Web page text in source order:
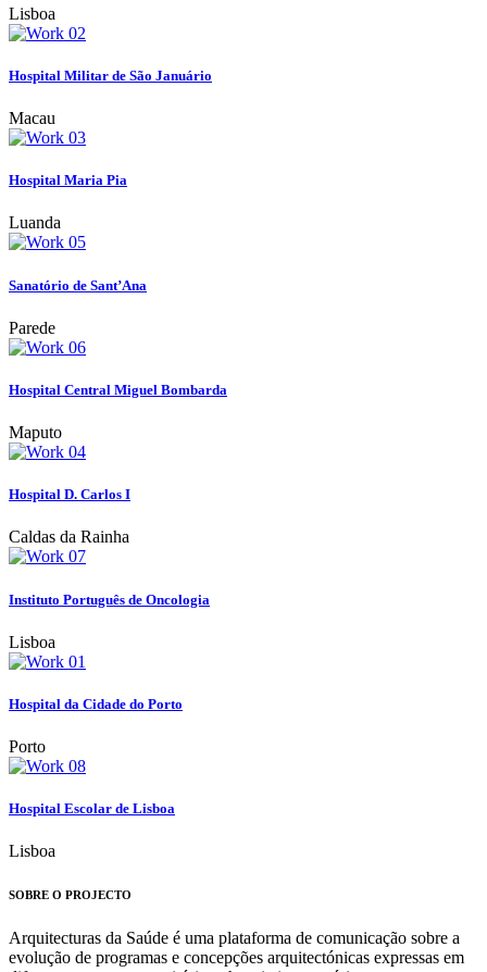
Lisboa
Hospital Militar de São Januário
Macau
Hospital Maria Pia
Luanda
Sanatório de Sant’Ana
Parede
Hospital Central Miguel Bombarda
Maputo
Hospital D. Carlos I
Caldas da Rainha
Instituto Português de Oncologia
Lisboa
Hospital da Cidade do Porto
Porto
Hospital Escolar de Lisboa
Lisboa
SOBRE O PROJECTO
Arquitecturas da Saúde é uma plataforma de comunicação sobre a
evolução de programas e concepções arquitectónicas expressas em